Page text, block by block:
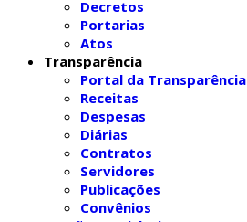
Decretos
Portarias
Atos
Transparência
Portal da Transparência
Receitas
Despesas
Diárias
Contratos
Servidores
Publicações
Convênios